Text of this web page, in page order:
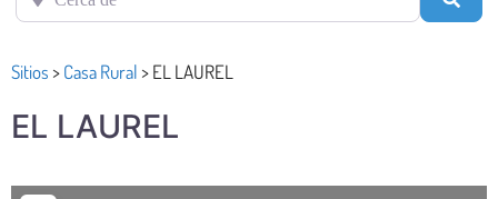
Sitios >Casa Rural >EL LAUREL
EL LAUREL